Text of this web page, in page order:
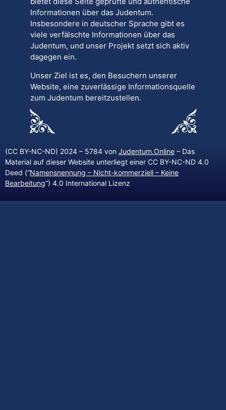
Informationen über das Judentum.
Insbesondere in deutscher Sprache gibt es
viele verfälschte Informationen über das
Judentum, und unser Projekt setzt sich aktiv
dagegen ein.
Unser Ziel ist es, den Besuchern unserer
Website, eine zuverlässige Informationsquelle
zum Judentum bereitzustellen.
(CC BY-NC-ND) 2024 – 5784 von Judentum.Online – Das
Material auf dieser Website unterliegt einer CC BY-NC-ND 4.0
Deed (“Namensnennung – Nicht-kommerziell – Keine
Bearbeitung“) 4.0 International Lizenz